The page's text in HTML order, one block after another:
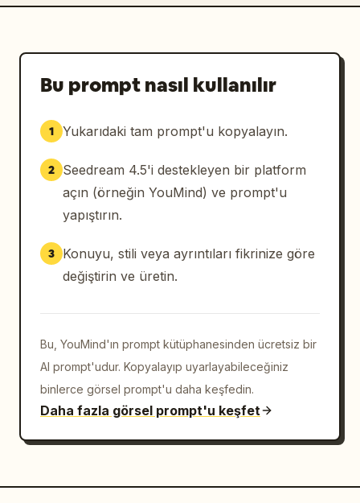
Bu prompt nasıl kullanılır
1 Yukarıdaki tam prompt'u kopyalayın.
2
Seedream 4.5'i destekleyen bir platform
açın (örneğin YouMind) ve prompt'u
yapıştırın.
3
Konuyu, stili veya ayrıntıları fikrinize göre
değiştirin ve üretin.
Bu, YouMind'ın prompt kütüphanesinden ücretsiz bir
AI prompt'udur. Kopyalayıp uyarlayabileceğiniz
binlerce görsel prompt'u daha keşfedin.
Daha fazla görsel prompt'u keşfet